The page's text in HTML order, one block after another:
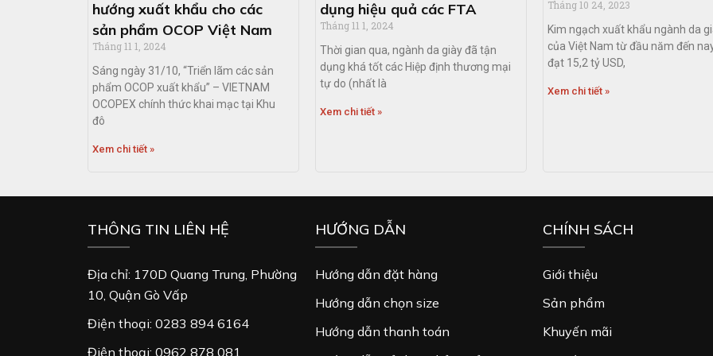
hướng xuất khẩu cho các
sản phẩm OCOP Việt Nam
Tháng 11 1, 2024
Sáng ngày 31/10, “Triển lãm các sản
phẩm OCOP xuất khẩu” – VIETNAM
OCOPEX chính thức khai mạc tại Khu
đô
Xem chi tiết »
dụng hiệu quả các FTA
Tháng 11 1, 2024
Thời gian qua, ngành da giày đã tận
dụng khá tốt các Hiệp định thương mại
tự do (nhất là
Xem chi tiết »
Tháng 10 24, 2023
Kim ngạch xuất khẩu ngành da
của Việt Nam từ đầu năm đến
đạt 15,2 tỷ USD,
Xem chi tiết »
THÔNG TIN LIÊN HỆ
Địa chỉ: 170D Quang Trung, Phường
10, Quận Gò Vấp
Điện thoại: 0283 894 6164
Điện thoại: 0962 878 081
HƯỚNG DẪN
Hướng dẫn đặt hàng
Hướng dẫn chọn size
Hướng dẫn thanh toán
CHÍNH SÁCH
Giới thiệu
Sản phẩm
Khuyến mãi